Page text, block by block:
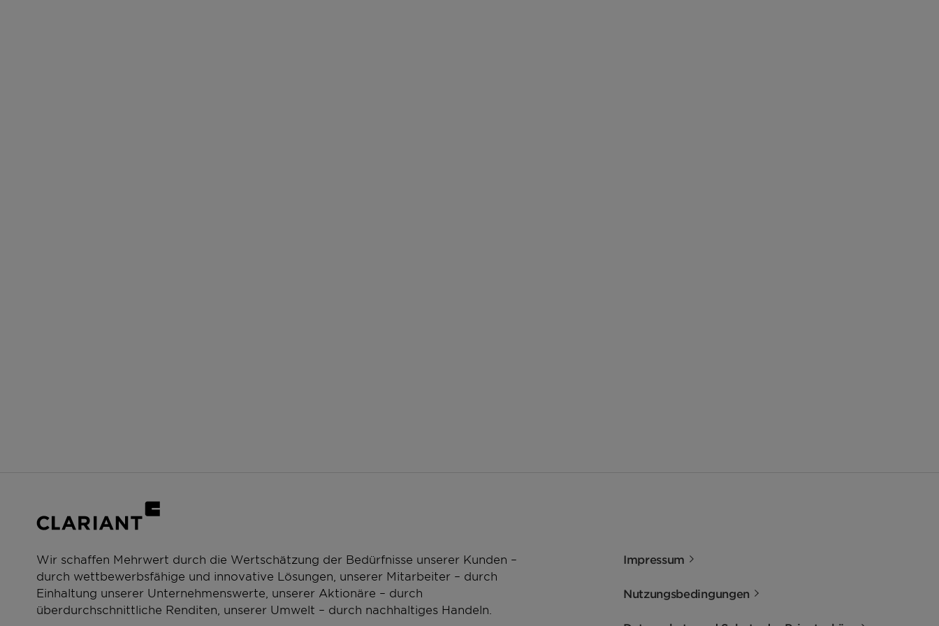
Wir schaffen Mehrwert durch die Wertschätzung der Bedürfnisse unserer Kunden –
durch wettbewerbsfähige und innovative Lösungen, unserer Mitarbeiter – durch
Einhaltung unserer Unternehmenswerte, unserer Aktionäre – durch
überdurchschnittliche Renditen, unserer Umwelt – durch nachhaltiges Handeln.
Impressum
Nutzungsbedingungen